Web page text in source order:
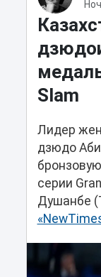
Slam
Лидер
дзюдо
серии
Душанбе